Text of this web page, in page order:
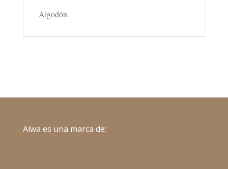
Algodón
Alwa es una marca de: